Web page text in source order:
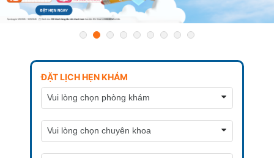
ĐẶT LỊCH HẸN KHÁM